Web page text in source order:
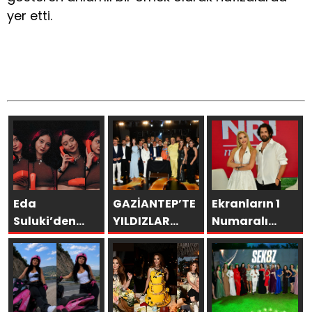
yer etti.
Eda
Suluki’den
Yeni Tekli:
“Cevapsız
Sorular”
GAZİANTEP’TE
YILDIZLAR
GEÇİDİ:
ŞAMDANCI VE
BY MUSTAFA
AÇILIŞI İLE
GREEN
Ekranların 1
Numaralı
programı NR1
Magazin